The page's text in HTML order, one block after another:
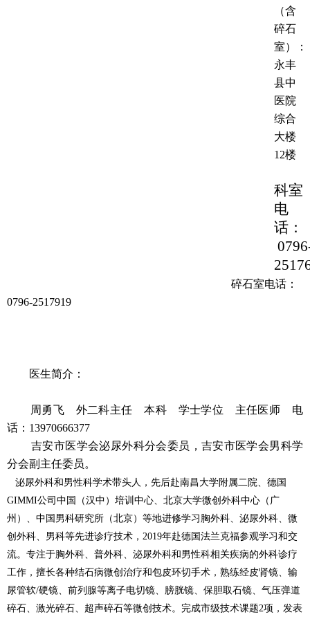
（含
碎石
室）：
永丰
县中
医院
综合
大楼
12楼
科室
电
话：
碎石室电话：
0796-2517919
医生简介：
周勇飞 外二科主任 本科 学士学位 主任医师 电
话：13970666377
吉安市医学会泌尿外科分会委员，吉安市医学会男科学
分会副主任委员。
泌尿外科和男性科学术带头人，先后赴南昌大学附属二院、德国
GIMMI公司中国（汉中）培训中心、北京大学微创外科中心（广
州）、中国男科研究所（北京）等地进修学习胸外科、泌尿外科、微
创外科、男科等先进诊疗技术，2019年赴德国法兰克福参观学习和交
流。专注于胸外科、普外科、泌尿外科和男性科相关疾病的外科诊疗
工作，擅长各种结石病微创治疗和包皮环切手术，熟练经皮肾镜、输
尿管软/硬镜、前列腺等离子电切镜、膀胱镜、保胆取石镜、气压弹道
碎石、激光碎石、超声碎石等微创技术。 完成市级技术课题2项，发表